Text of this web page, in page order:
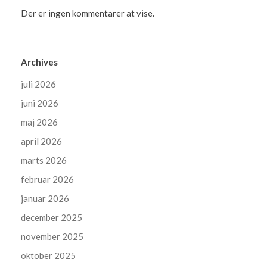
Der er ingen kommentarer at vise.
Archives
juli 2026
juni 2026
maj 2026
april 2026
marts 2026
februar 2026
januar 2026
december 2025
november 2025
oktober 2025